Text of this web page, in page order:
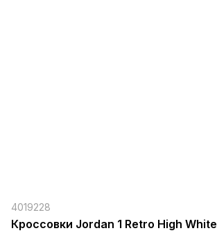
4019228
Кроссовки Jordan 1 Retro High White